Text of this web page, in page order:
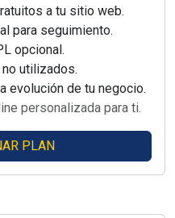
a tu sitio web.
para seguimiento.
opcional.
utilizados.
evolución de tu negocio.
personalizada para ti.
PLAN